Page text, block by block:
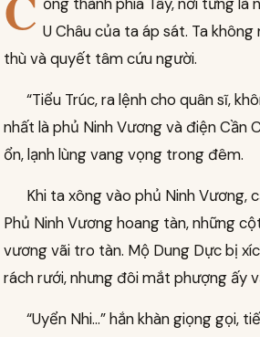
U Châu của ta áp sát. Ta
thù và quyết tâm cứu người.
“Tiểu Trúc, ra lệnh cho quân sĩ,
nhất là phủ Ninh Vương và điện Cần
ổn, lạnh lùng vang vọng trong đêm.
Khi ta xông vào phủ Ninh
Phủ Ninh Vương hoang tàn, những
vương vãi tro tàn. Mộ Dung Dực bị
rách rưới, nhưng đôi mắt phượng ấy
“Uyển Nhi…” hắn khàn giọng gọi,